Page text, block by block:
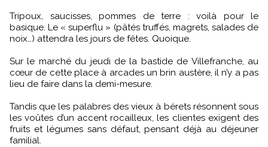
Tripoux, saucisses, pommes de terre : voilà pour le
basique. Le « superflu » (pâtés truffés, magrets, salades de
noix…) attendra les jours de fêtes. Quoique.
Sur le marché du jeudi de la bastide de Villefranche, au
cœur de cette place à arcades un brin austère, il n’y a pas
lieu de faire dans la demi-mesure.
Tandis que les palabres des vieux à bérets résonnent sous
les voûtes d’un accent rocailleux, les clientes exigent des
fruits et légumes sans défaut, pensant déjà au déjeuner
familial.